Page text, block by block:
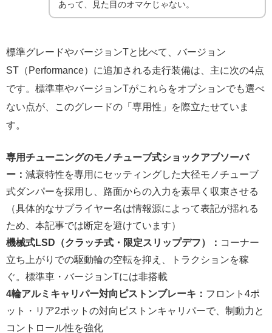
あって、見た目のオマケじゃない。
標準グレードやバージョンTと比べて、バージョン
ST（Performance）に追加される走行装備は、主に次の4点
です。標準車やバージョンTがこれらをオプションでも選べ
ない点が、このグレードの「専用性」を際立たせていま
す。
専用チューニングのモノチューブ式ショックアブソーバ
ー： 減衰特性を専用にセッティングした大径モノチューブ
式ダンパーを採用し、路面からの入力を素早く収束させる
（具体的なサプライヤー名は情報源によって表記が揺れる
ため、本記事では断定を避けています）
機械式LSD（クラッチ式・限定スリップデフ）： コーナー
立ち上がりでの駆動輪の空転を抑え、トラクションを稼
ぐ。標準車・バージョンTには非搭載
4輪アルミキャリパー対向ピストンブレーキ： フロント4ポ
ット・リア2ポットの対向ピストンキャリパーで、制動力と
コントロール性を強化